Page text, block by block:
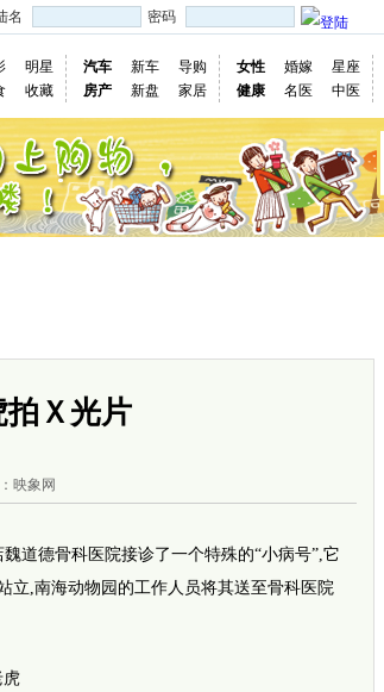
名 密码
明星
收藏
汽车 新车
导购
房产
新盘 家居
女性 婚嫁
星座
健康
名医 中医
Ｘ光片
映象网
道德骨科医院接诊了一个特殊的“小病号”,它
立,南海动物园的工作人员将其送至骨科医院
网传